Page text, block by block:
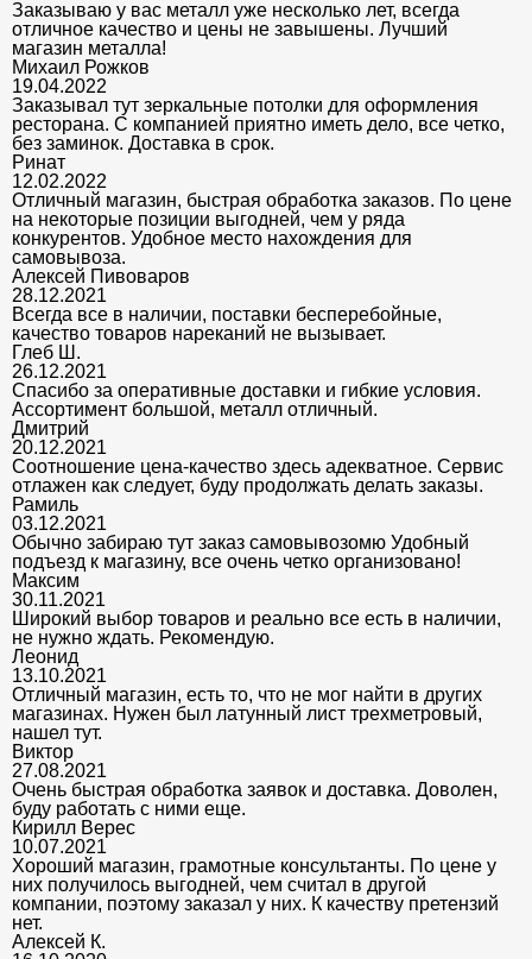
Заказываю у вас металл уже несколько лет, всегда
отличное качество и цены не завышены. Лучший
магазин металла!
Михаил Рожков
19.04.2022
Заказывал тут зеркальные потолки для оформления
ресторана. С компанией приятно иметь дело, все четко,
без заминок. Доставка в срок.
Ринат
12.02.2022
Отличный магазин, быстрая обработка заказов. По цене
на некоторые позиции выгодней, чем у ряда
конкурентов. Удобное место нахождения для
самовывоза.
Алексей Пивоваров
28.12.2021
Всегда все в наличии, поставки бесперебойные,
качество товаров нареканий не вызывает.
Глеб Ш.
26.12.2021
Спасибо за оперативные доставки и гибкие условия.
Ассортимент большой, металл отличный.
Дмитрий
20.12.2021
Соотношение цена-качество здесь адекватное. Сервис
отлажен как следует, буду продолжать делать заказы.
Рамиль
03.12.2021
Обычно забираю тут заказ самовывозомю Удобный
подъезд к магазину, все очень четко организовано!
Максим
30.11.2021
Широкий выбор товаров и реально все есть в наличии,
не нужно ждать. Рекомендую.
Леонид
13.10.2021
Отличный магазин, есть то, что не мог найти в других
магазинах. Нужен был латунный лист трехметровый,
нашел тут.
Виктор
27.08.2021
Очень быстрая обработка заявок и доставка. Доволен,
буду работать с ними еще.
Кирилл Верес
10.07.2021
Хороший магазин, грамотные консультанты. По цене у
них получилось выгодней, чем считал в другой
компании, поэтому заказал у них. К качеству претензий
нет.
Алексей К.